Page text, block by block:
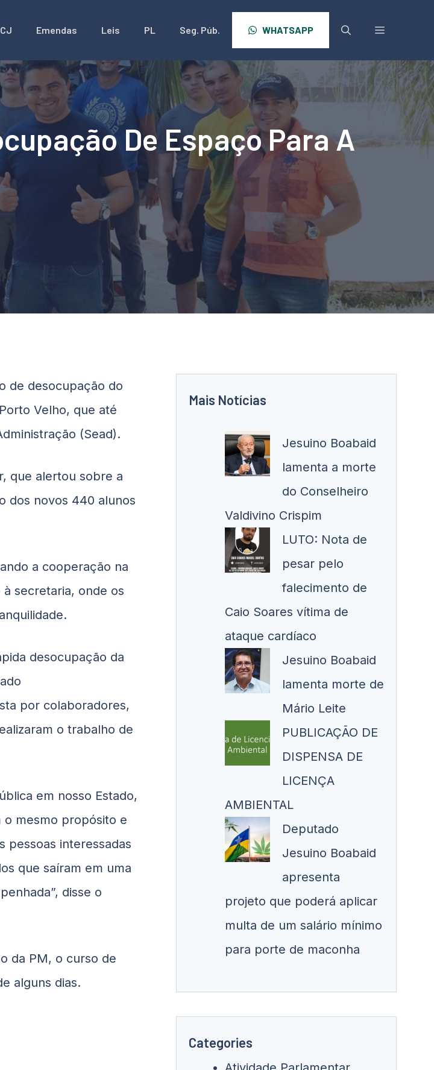
Emendas Leis PL Seg. Púb. WHATSAPP
De Espaço Para A
de desocupação do
Velho, que até
(Sead).
que alertou sobre a
dos novos 440 alunos
a cooperação na
secretaria, onde os
desocupação da
por colaboradores,
o trabalho de
em nosso Estado,
o mesmo propósito e
pessoas interessadas
que saíram em uma
disse o
da PM, o curso de
alguns dias.
Mais Notícias
Jesuino Boabaid
lamenta a morte
do Conselheiro
Valdivino Crispim
LUTO: Nota de
pesar pelo
falecimento de
Caio Soares vítima de
ataque cardíaco
Jesuino Boabaid
lamenta morte de
Mário Leite
PUBLICAÇÃO DE
DISPENSA DE
LICENÇA
AMBIENTAL
Deputado
Jesuino Boabaid
apresenta
projeto que poderá aplicar
multa de um salário mínimo
para porte de maconha
Categories